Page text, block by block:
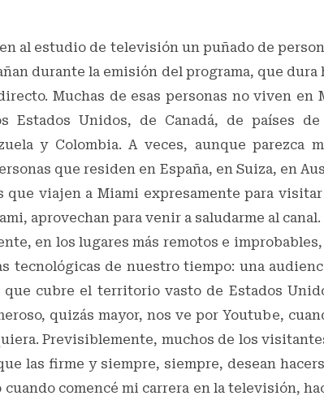
al estudio de televisión un puñado de
durante la emisión del programa, que dura
Muchas de esas personas no viven en
Estados Unidos, de Canadá, de países de
y Colombia. A veces, aunque parezca
que residen en España, en Suiza, en
que viajen a Miami expresamente para
aprovechan para venir a saludarme al canal.
en los lugares más remotos e
tecnológicas de nuestro tiempo: una
que cubre el territorio vasto de Estados
quizás mayor, nos ve por Youtube,
Previsiblemente, muchos de los
las firme y siempre, siempre, desean
cuando comencé mi carrera en la televisión,